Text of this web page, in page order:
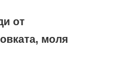
от
моля